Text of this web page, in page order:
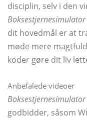
disciplin, selv i den
Boksestjernesimulator
dit hovedmål er at
møde mere
koder gøre dit liv
Anbefalede videoer
Boksestjernesimulator
godbidder, såsom